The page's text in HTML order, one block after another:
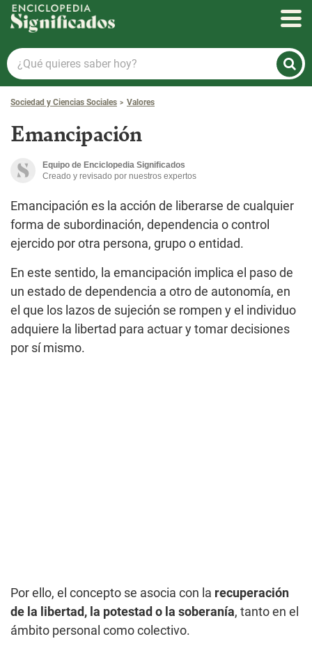
Enciclopedia Significados
¿Qué
quieres
saber
hoy?
Sociedad y Ciencias Sociales Valores
Emancipación
Equipo de Enciclopedia Significados
Creado y revisado por nuestros expertos
Emancipación es la acción de liberarse de cualquier
forma de subordinación, dependencia o control
ejercido por otra persona, grupo o entidad.
En este sentido, la emancipación implica el paso de
un estado de dependencia a otro de autonomía, en
el que los lazos de sujeción se rompen y el individuo
adquiere la libertad para actuar y tomar decisiones
por sí mismo.
Por ello, el concepto se asocia con la recuperación
de la libertad, la potestad o la soberanía, tanto en el
ámbito personal como colectivo.